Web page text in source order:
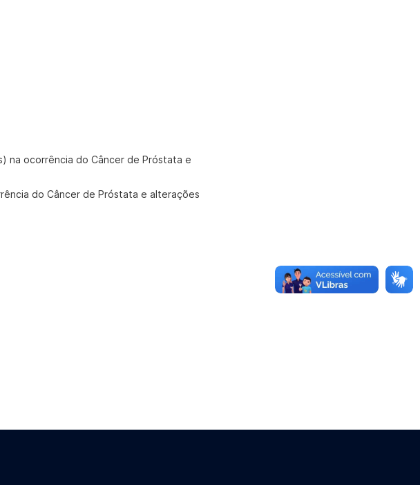
na ocorrência do Câncer de Próstata e
do Câncer de Próstata e alterações